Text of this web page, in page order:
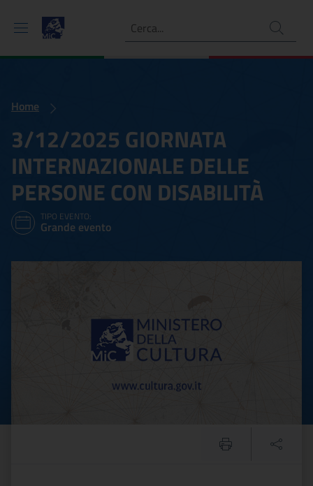
Ricerca
Home
3/12/2025 GIORNATA
INTERNAZIONALE DELLE
PERSONE CON DISABILITÀ
TIPO EVENTO:
Grande evento